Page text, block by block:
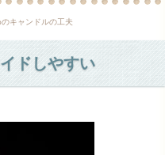
キャンドルの工夫
ドしやすい